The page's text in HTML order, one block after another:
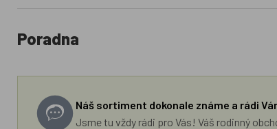
Poradna
Náš sortiment dokonale známe a rádi
Jsme tu vždy rádi pro Vás! Váš rodinný